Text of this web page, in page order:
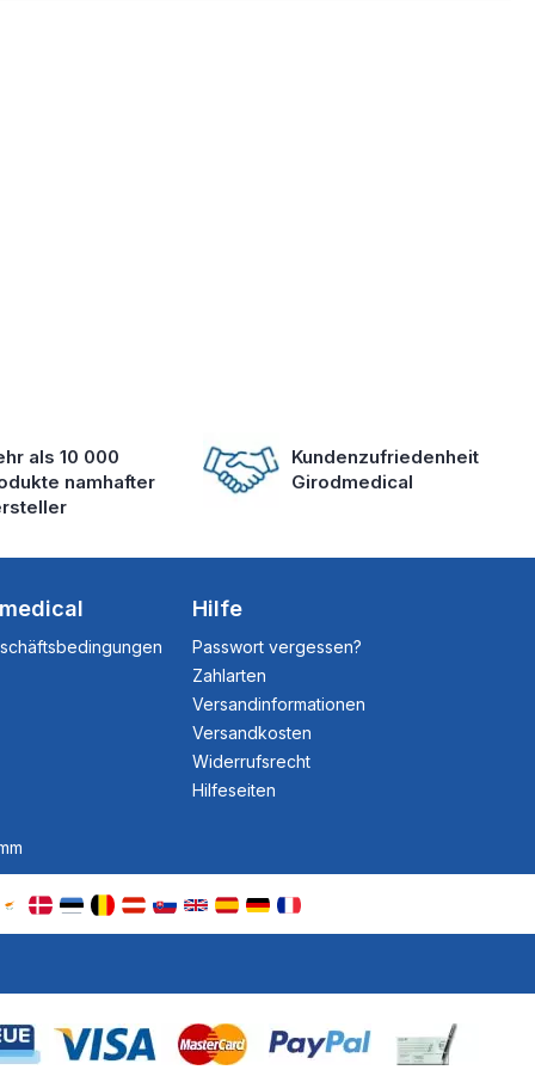
als 10 000
namhafter
Kundenzufriedenheit
Girodmedical
Hilfe
Passwort vergessen?
Zahlarten
Versandinformationen
Versandkosten
Widerrufsrecht
Hilfeseiten